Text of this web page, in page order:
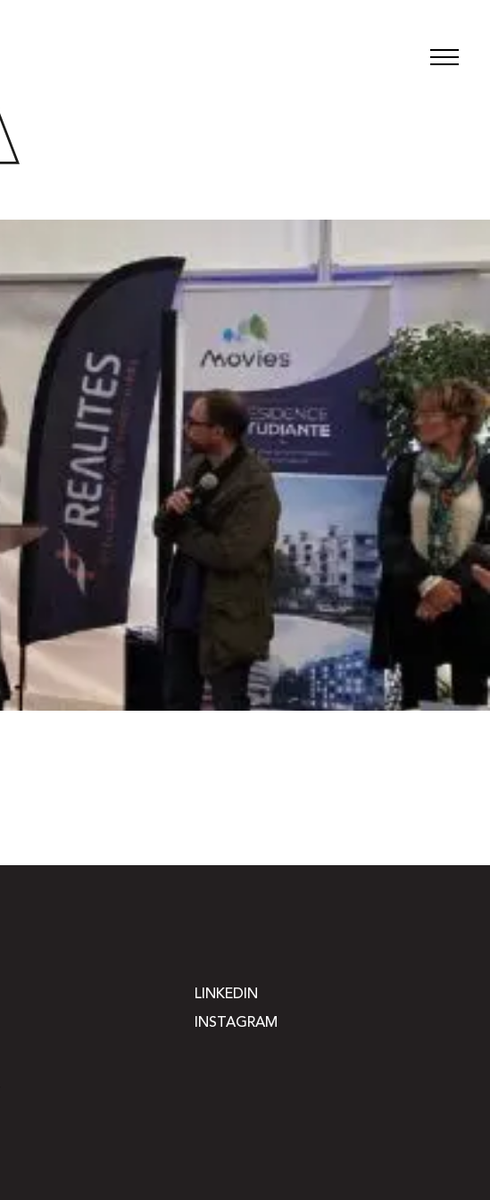
LINKEDIN
INSTAGRAM